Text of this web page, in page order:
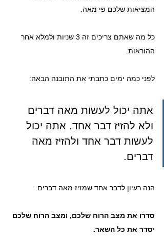
המציאות שלכם פי מאה.
כל מה שאתם צריכים זה 3 שניות ולמלא אחר
ההוראות.
לפני כמה ימים כתבתי את התובנה הבאה:
אתה יכול לעשות מאה דברים
ולא להזיז דבר אחד. אתה יכול
לעשות דבר אחד ולהזיז מאה
דברים.
הנה רעיון לדבר אחד שמזיז מאה דברים:
סדרו את מצב הרוח שלכם, ומצב הרוח שלכם
יסדר את כל השאר.